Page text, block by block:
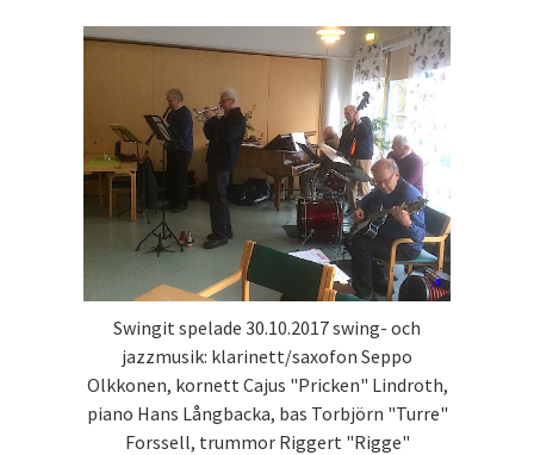
Swingit spelade 30.10.2017 swing- och
jazzmusik: klarinett/saxofon Seppo
Olkkonen, kornett Cajus "Pricken" Lindroth,
piano Hans Långbacka, bas Torbjörn "Turre"
Forssell, trummor Riggert "Rigge"